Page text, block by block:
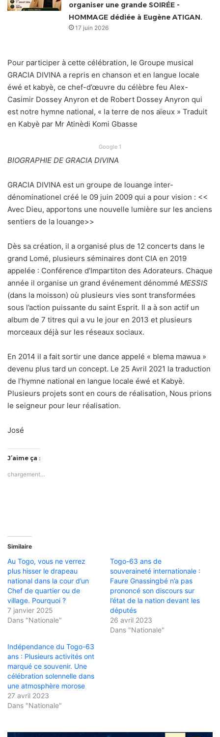
organiser une grande SOIRÉE -
HOMMAGE dédiée à Eugène ATIGAN.
17 juin 2026
Pour participer à cette célébration, le Groupe musical
GRACIA DIVINA a repris en chanson et en langue locale
éwé et kabyè, ce chef-d’œuvre du célèbre feu Alex-
Casimir Dossey Anyron et de Robert Dossey Anyron qui
est notre hymne national, « la terre de nos aïeux » Traduit
en Kabyè par Mr Atinèdi Komi Gbasse
Google 1
BIOGRAPHIE DE GRACIA DIVINA
GRACIA DIVINA est un groupe de louange inter-
dénominationel créé le 09 juin 2009 qui a pour vision : <<
Avec Dieu, apportons une nouvelle lumière sur les anciens
sentiers de la louange>>
Dès sa création, il a organisé plus de 12 concerts dans le
grand Lomé, plusieurs séminaires dont CIA en 2019
appelée : Conférence d’Impartiton des Adorateurs. Chaque
année il organise un grand événement dénommé MESSIS
(dans la moisson) où plusieurs vies sont transformées
sous l’action puissante du saint Esprit. Il a à son actif un
album de 7 titres qui a vu le jour en 2013 et plusieurs
morceaux déjà sur les réseaux sociaux.
En 2014 il a fait sortir une dance appelé « blema mawua »
devenu plus tard un concept. Le 25 Avril 2021 la traduction
de l’hymne national en langue locale éwé et Kabyè.
Plusieurs projets sont en cours de réalisation, Nous prions
le seigneur pour leur réalisation.
José
J’aime ça :
chargement…
Similaire
Au Togo, vous ne verrez
plus hisser le drapeau
national dans la cour d’un
Chef de quartier ou de
village. Pourquoi ?
7 janvier 2025
Dans "Nationale"
Togo-63 ans de
souveraineté internationale :
Faure Gnassingbé n’a pas
prononcé son discours sur
l’état de la nation devant les
députés
26 avril 2023
Dans "Nationale"
Indépendance du Togo-63
ans : Plusieurs activités ont
marqué ce souvenir. Une
célébration solennelle dans
une atmosphère morose
27 avril 2023
Dans "Nationale"